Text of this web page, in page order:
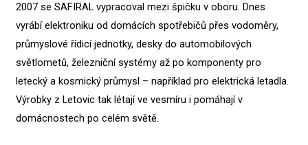
2007 se SAFIRAL vypracoval mezi špičku v oboru. Dnes
vyrábí elektroniku od domácích spotřebičů přes vodoměry,
průmyslové řídicí jednotky, desky do automobilových
světlometů, železniční systémy až po komponenty pro
letecký a kosmický průmysl – například pro elektrická letadla.
Výrobky z Letovic tak létají ve vesmíru i pomáhají v
domácnostech po celém světě.